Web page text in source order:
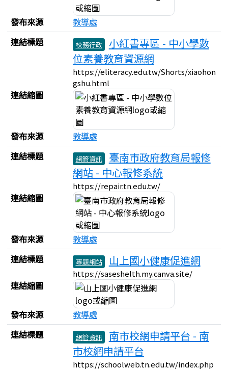
發布來源
教導處
連結標題
校務行政
小紅書專區 - 中小學數
位素養教育資源網
https://eliteracy.edu.tw/Shorts/xiaohon
gshu.html
連結縮圖
發布來源
教導處
連結標題
網管資訊
臺南市政府教育局報修
網站 - 中心報修系統
https://repair.tn.edu.tw/
連結縮圖
發布來源
教導處
連結標題
專題網站 山上國小健康促進網
https://saseshelth.my.canva.site/
連結縮圖
發布來源
教導處
連結標題
網管資訊
南市校網申請平台 - 南
市校網申請平台
https://schoolweb.tn.edu.tw/index.php